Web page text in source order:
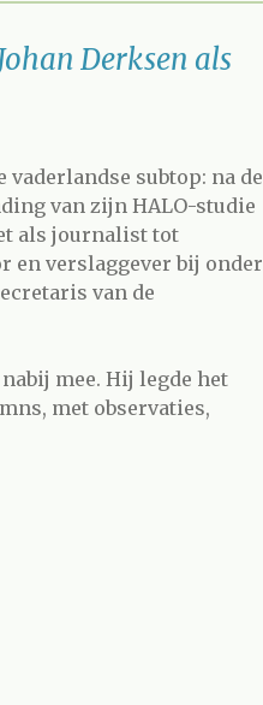
Derksen als
subtop: na de
van zijn HALO-studie
als journalist tot
en verslaggever bij onder
van de
mee. Hij legde het
met observaties,